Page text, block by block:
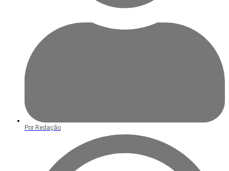
Por Redação